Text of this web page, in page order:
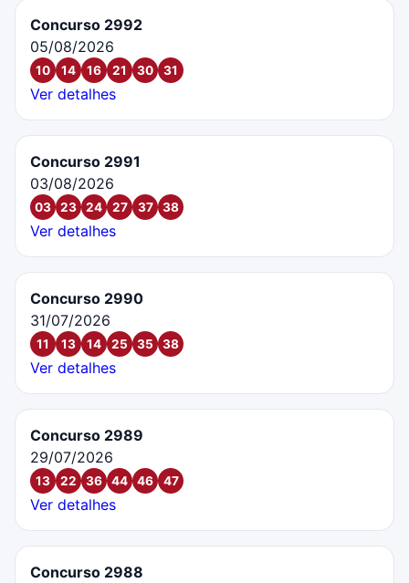
Concurso 2992
05/08/2026
10 14 16 21 30 31
Ver detalhes
Concurso 2991
03/08/2026
03 23 24 27 37 38
Ver detalhes
Concurso 2990
31/07/2026
11 13 14 25 35 38
Ver detalhes
Concurso 2989
29/07/2026
13 22 36 44 46 47
Ver detalhes
Concurso 2988